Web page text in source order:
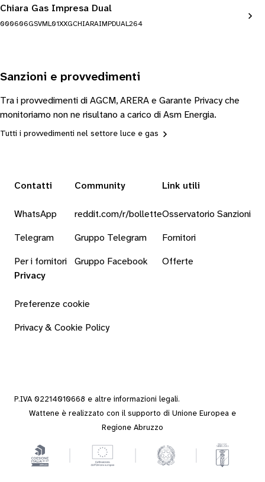
Chiara Gas Impresa Dual
000606GSVML01XXGCHIARAIMPDUAL264
Sanzioni e provvedimenti
Tra i provvedimenti di AGCM, ARERA e Garante Privacy che
monitoriamo non ne risultano a carico di Asm Energia.
Tutti i provvedimenti nel settore luce e gas
Contatti
WhatsApp
Telegram
Per i fornitori
Community
reddit.com/r/bollette
Gruppo Telegram
Gruppo Facebook
Link utili
Osservatorio Sanzioni
Fornitori
Offerte
Privacy
Preferenze cookie
Privacy & Cookie Policy
P.IVA 02214010668 e altre informazioni legali.
Wattene è realizzato con il supporto di Unione Europea e
Regione Abruzzo